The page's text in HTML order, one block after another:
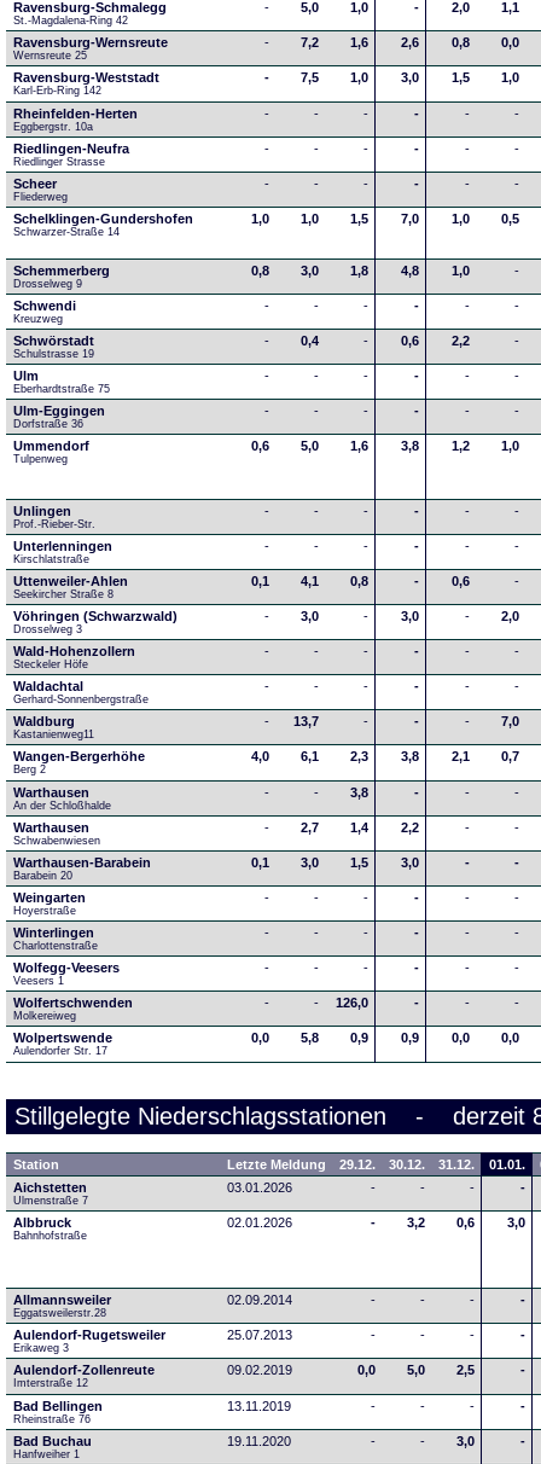
Ravensburg-Schmalegg
St.-Magdalena-Ring 42
- 5,0 1,0 - 2,0 1,1
Ravensburg-Wernsreute
Wernsreute 25
- 7,2 1,6 2,6 0,8 0,0
Ravensburg-Weststadt
Karl-Erb-Ring 142
- 7,5 1,0 3,0 1,5 1,0
Rheinfelden-Herten
Eggbergstr. 10a
- - - - - -
Riedlingen-Neufra
Riedlinger Strasse
- - - - - -
Scheer
Fliederweg
- - - - - -
Schelklingen-Gundershofen
Schwarzer-Straße 14
1,0 1,0 1,5 7,0 1,0 0,5
Schemmerberg
Drosselweg 9
0,8 3,0 1,8 4,8 1,0 -
Schwendi
Kreuzweg
- - - - - -
Schwörstadt
Schulstrasse 19
- 0,4 - 0,6 2,2 -
Ulm
Eberhardtstraße 75
- - - - - -
Ulm-Eggingen
Dorfstraße 36
- - - - - -
Ummendorf
Tulpenweg
0,6 5,0 1,6 3,8 1,2 1,0
Unlingen
Prof.-Rieber-Str.
- - - - - -
Unterlenningen
Kirschlatstraße
- - - - - -
Uttenweiler-Ahlen
Seekircher Straße 8
0,1 4,1 0,8 - 0,6 -
Vöhringen (Schwarzwald)
Drosselweg 3
- 3,0 - 3,0 - 2,0
Wald-Hohenzollern
Steckeler Höfe
- - - - - -
Waldachtal
Gerhard-Sonnenbergstraße
- - - - - -
Waldburg
Kastanienweg11
- 13,7 - - - 7,0
Wangen-Bergerhöhe
Berg 2
4,0 6,1 2,3 3,8 2,1 0,7
Warthausen
An der Schloßhalde
- - 3,8 - - -
Warthausen
Schwabenwiesen
- 2,7 1,4 2,2 - -
Warthausen-Barabein
Barabein 20
0,1 3,0 1,5 3,0 - -
Weingarten
Hoyerstraße
- - - - - -
Winterlingen
Charlottenstraße
- - - - - -
Wolfegg-Veesers
Veesers 1
- - - - - -
Wolfertschwenden
Molkereiweg
- - 126,0 - - -
Wolpertswende
Aulendorfer Str. 17
0,0 5,8 0,9 0,9 0,0 0,0
Stillgelegte Niederschlagsstationen - derzeit
Station Letzte Meldung 29.12. 30.12. 31.12. 01.01.
Aichstetten
Ulmenstraße 7
03.01.2026 - - - -
Albbruck
Bahnhofstraße
02.01.2026 - 3,2 0,6 3,0
Allmannsweiler
Eggatsweilerstr.28
02.09.2014 - - - -
Aulendorf-Rugetsweiler
Erikaweg 3
25.07.2013 - - - -
Aulendorf-Zollenreute
Imterstraße 12
09.02.2019 0,0 5,0 2,5 -
Bad Bellingen
Rheinstraße 76
13.11.2019 - - - -
Bad Buchau
Hanfweiher 1
19.11.2020 - - 3,0 -